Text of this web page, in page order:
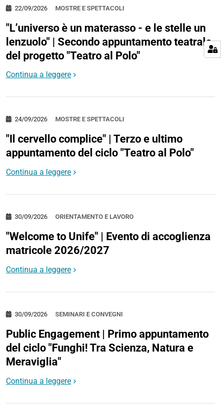
MOSTRE E SPETTACOLI
22/09/2026
"L’universo è un materasso - e le stelle un
lenzuolo" | Secondo appuntamento teatrale
del progetto "Teatro al Polo"
Continua a leggere
MOSTRE E SPETTACOLI
24/09/2026
"Il cervello complice" | Terzo e ultimo
appuntamento del ciclo "Teatro al Polo"
Continua a leggere
ORIENTAMENTO E LAVORO
30/09/2026
"Welcome to Unife" | Evento di accoglienza
matricole 2026/2027
Continua a leggere
SEMINARI E CONVEGNI
30/09/2026
Public Engagement | Primo appuntamento
del ciclo "Funghi! Tra Scienza, Natura e
Meraviglia"
Continua a leggere